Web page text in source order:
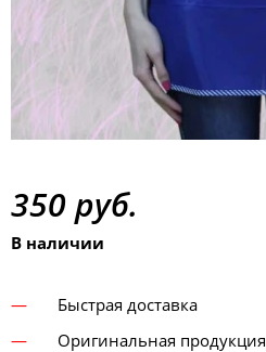
350 руб.
В наличии
Быстрая доставка
Оригинальная продукция